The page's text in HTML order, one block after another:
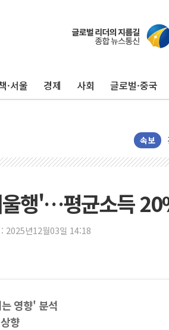
·서울 경제 사회 글로벌·중국
속보
행'…평균소득
2025년12월03일 14:18
영향' 분석
향